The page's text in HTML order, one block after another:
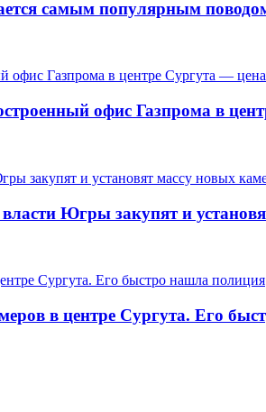
самым популярным
офис Газпрома в
Югры закупят и
в центре Сургута. Его